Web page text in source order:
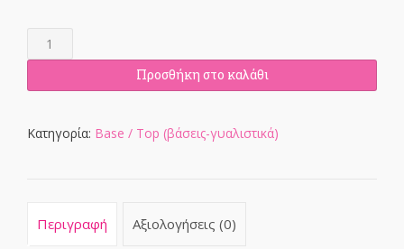
MINERAL
MACARENIA
ποσότητα
Προσθήκη στο καλάθι
Κατηγορία: Base / Top (βάσεις-γυαλιστικά)
Περιγραφή Αξιολογήσεις (0)